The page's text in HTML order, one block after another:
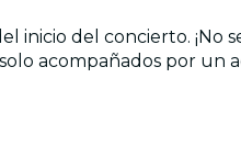
inicio del concierto. ¡No
acompañados por un